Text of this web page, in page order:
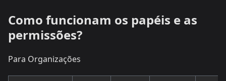
Como funcionam os papéis e as
permissões?
Para Organizações